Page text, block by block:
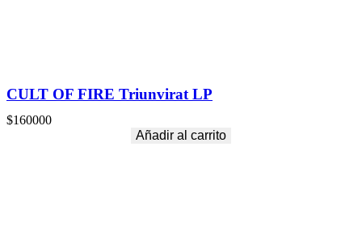
CULT OF FIRE Triunvirat LP
$160000
Añadir al carrito